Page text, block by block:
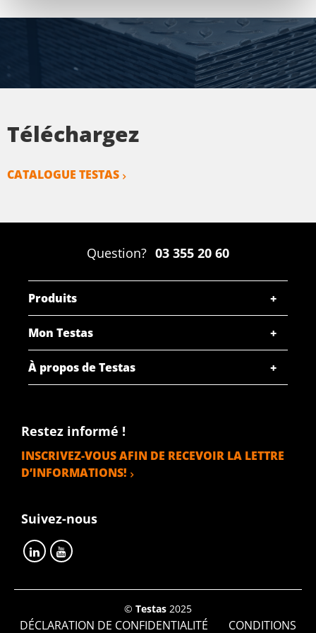
Téléchargez
CATALOGUE TESTAS
Question? 03 355 20 60
Produits
Mon Testas
À propos de Testas
Restez informé !
INSCRIVEZ-VOUS AFIN DE RECEVOIR LA LETTRE
D’INFORMATIONS!
Suivez-nous
© Testas 2025
DÉCLARATION DE CONFIDENTIALITÉ CONDITIONS